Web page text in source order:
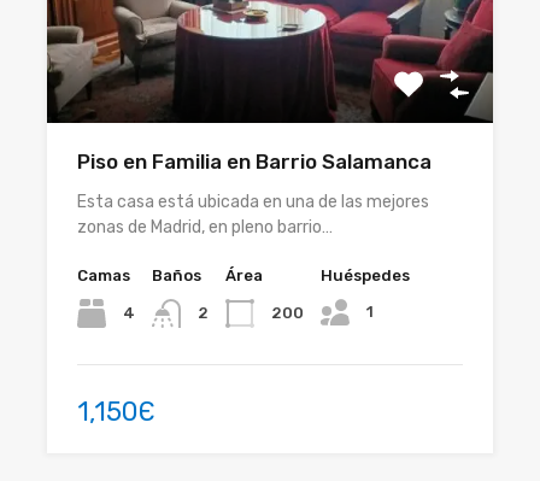
Piso en Familia en Barrio Salamanca
Esta casa está ubicada en una de las mejores
zonas de Madrid, en pleno barrio…
Camas
4
Baños
2
Área
200
Huéspedes
1
1,150Є